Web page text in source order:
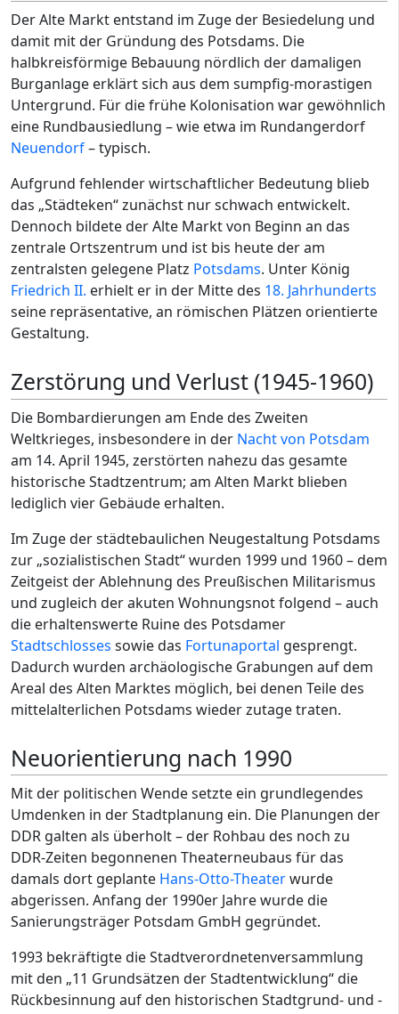
Der Alte Markt entstand im Zuge der Besiedelung und
damit mit der Gründung des Potsdams. Die
halbkreisförmige Bebauung nördlich der damaligen
Burganlage erklärt sich aus dem sumpfig-morastigen
Untergrund. Für die frühe Kolonisation war gewöhnlich
eine Rundbausiedlung – wie etwa im Rundangerdorf
Neuendorf– typisch.
Aufgrund fehlender wirtschaftlicher Bedeutung blieb
das „Städteken“ zunächst nur schwach entwickelt.
Dennoch bildete der Alte Markt von Beginn an das
zentrale Ortszentrum und ist bis heute der am
zentralsten gelegene Platz Potsdams. Unter König
Friedrich II. erhielt er in der Mitte des 18. Jahrhunderts
seine repräsentative, an römischen Plätzen orientierte
Gestaltung.
Zerstörung und Verlust (1945-1960)
Die Bombardierungen am Ende des Zweiten
Weltkrieges, insbesondere in der Nacht von Potsdam
am 14. April 1945, zerstörten nahezu das gesamte
historische Stadtzentrum; am Alten Markt blieben
lediglich vier Gebäude erhalten.
Im Zuge der städtebaulichen Neugestaltung Potsdams
zur „sozialistischen Stadt“ wurden 1999 und 1960 – dem
Zeitgeist der Ablehnung des Preußischen Militarismus
und zugleich der akuten Wohnungsnot folgend – auch
die erhaltenswerte Ruine des Potsdamer
Stadtschlosses sowie das Fortunaportal gesprengt.
Dadurch wurden archäologische Grabungen auf dem
Areal des Alten Marktes möglich, bei denen Teile des
mittelalterlichen Potsdams wieder zutage traten.
Neuorientierung nach 1990
Mit der politischen Wende setzte ein grundlegendes
Umdenken in der Stadtplanung ein. Die Planungen der
DDR galten als überholt – der Rohbau des noch zu
DDR-Zeiten begonnenen Theaterneubaus für das
damals dort geplante Hans-Otto-Theaterwurde
abgerissen. Anfang der 1990er Jahre wurde die
Sanierungsträger Potsdam GmbH gegründet.
1993 bekräftigte die Stadtverordnetenversammlung
mit den „11 Grundsätzen der Stadtentwicklung“ die
Rückbesinnung auf den historischen Stadtgrund- und -